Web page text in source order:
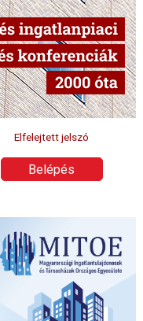
Elfelejtett jelszó
Belépés